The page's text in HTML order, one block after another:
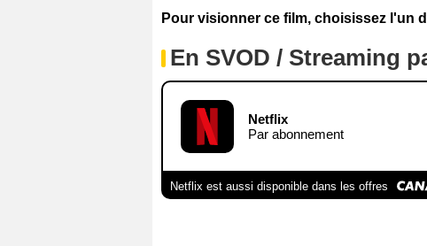
Pour visionner ce film, choisissez l'un
En SVOD / Streaming
Netflix
Par abonnement
Netflix est aussi disponible dans les offres